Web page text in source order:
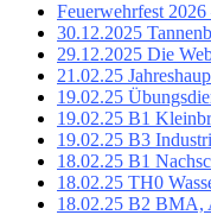
Feuerwehrfest
30.12.2025
29.12.2025 Die
21.02.25
19.02.25
19.02.25 B1
19.02.25 B3
18.02.25 B1
18.02.25 TH0
18.02.25 B2 BMA,